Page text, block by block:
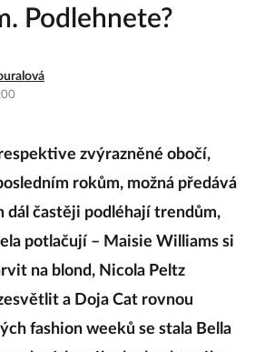
Podlehnete?
zvýrazněné obočí,
rokům, možná předává
dál častěji podléhají trendům,
potlačují – Maisie Williams si
na blond, Nicola Peltz
a Doja Cat rovnou
fashion weeků se stala Bella